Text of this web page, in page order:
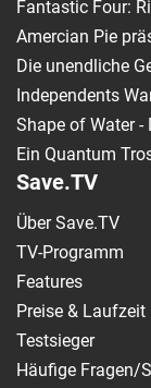
Fantastic Four:
Amercian Pie
Die unendliche
Independents
Shape of Water -
Ein Quantum
Save.TV
Über Save.TV
TV-Programm
Features
Preise & Laufzeit
Testsieger
Häufige Fragen/